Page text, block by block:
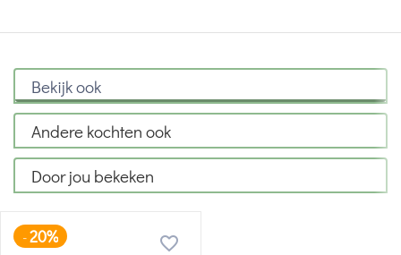
Bekijk ook
Andere kochten ook
Door jou bekeken
-20%